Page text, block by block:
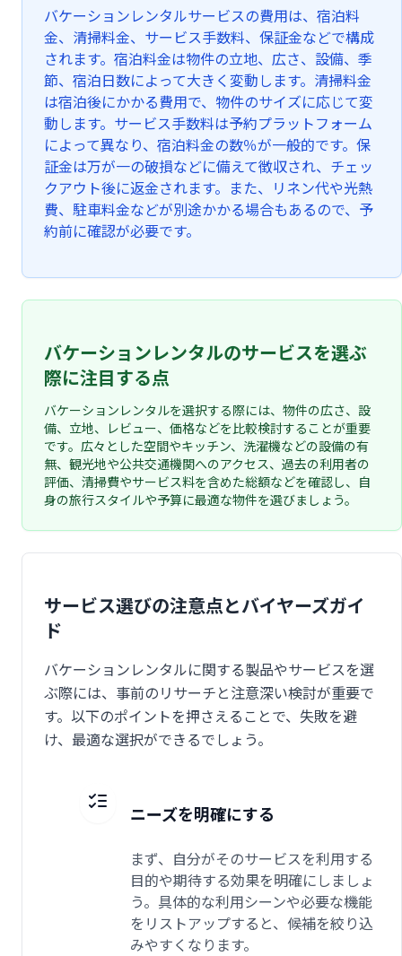
バケーションレンタルサービスの費用は、宿泊料
金、清掃料金、サービス手数料、保証金などで構成
されます。宿泊料金は物件の立地、広さ、設備、季
節、宿泊日数によって大きく変動します。清掃料金
は宿泊後にかかる費用で、物件のサイズに応じて変
動します。サービス手数料は予約プラットフォーム
によって異なり、宿泊料金の数％が一般的です。保
証金は万が一の破損などに備えて徴収され、チェッ
クアウト後に返金されます。また、リネン代や光熱
費、駐車料金などが別途かかる場合もあるので、予
約前に確認が必要です。
バケーションレンタルのサービスを選ぶ
際に注目する点
バケーションレンタルを選択する際には、物件の広さ、設
備、立地、レビュー、価格などを比較検討することが重要
です。広々とした空間やキッチン、洗濯機などの設備の有
無、観光地や公共交通機関へのアクセス、過去の利用者の
評価、清掃費やサービス料を含めた総額などを確認し、自
身の旅行スタイルや予算に最適な物件を選びましょう。
サービス選びの注意点とバイヤーズガイ
ド
バケーションレンタルに関する製品やサービスを選
ぶ際には、事前のリサーチと注意深い検討が重要で
す。以下のポイントを押さえることで、失敗を避
け、最適な選択ができるでしょう。
ニーズを明確にする
まず、自分がそのサービスを利用する
目的や期待する効果を明確にしましょ
う。具体的な利用シーンや必要な機能
をリストアップすると、候補を絞り込
みやすくなります。